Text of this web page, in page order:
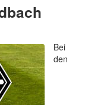
Bei
den